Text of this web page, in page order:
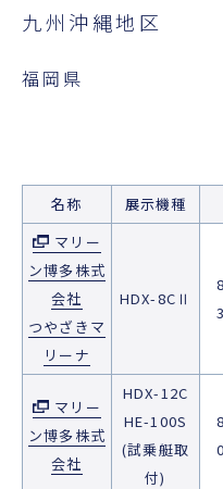
九州沖縄地区
福岡県
名称 展示機種
マリー
ン博多株式
会社
つやざきマ
リーナ
HDX-8CⅡ
マリー
ン博多株式
会社
HDX-12C
HE-100S
(試乗艇取
付)